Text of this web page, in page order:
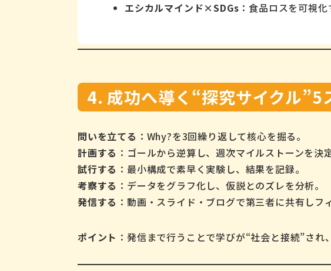
エシカルマインド×SDGs ：食品ロスを可視
4. 成功へ導く“探究サイクル”5
問いを立てる ：Why?を3回繰り返して核心を掘る。
計画する ：ゴールから逆算し、週次マイルストーンを決定
試行する ：最小構成で素早く実験し、結果を記録。
考察する ：データをグラフ化し、仮説とのズレを分析。
発信する ：動画・スライド・ブログで第三者に共有しフ
ポイント ：発信まで行うことで学びが“社会と接続”され